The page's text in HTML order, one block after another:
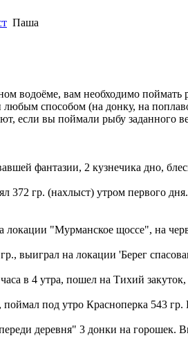
Паша
водоёме, вам необходимо
способом (на донку, на
если вы поймали рыбу заданного
фантазии, 2 кузнечика дно,
372 гр. (нахлыст) утром первого
локации "Мурманское щоссе", на
выиграл на локации 'Берег
в 4 утра, пошел на Тихий
поймал под утро Красноперка 543
деревня" 3 донки на горошек.